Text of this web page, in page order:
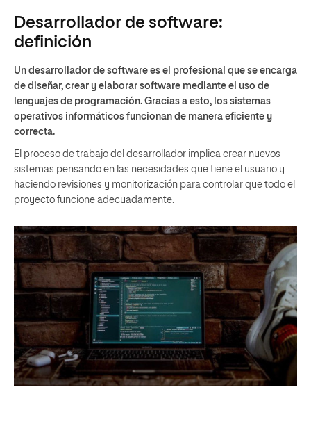
Desarrollador de software:
definición
Un desarrollador de software es el profesional que se encarga
de diseñar, crear y elaborar software mediante el uso de
lenguajes de programación. Gracias a esto, los sistemas
operativos informáticos funcionan de manera eficiente y
correcta.
El proceso de trabajo del desarrollador implica crear nuevos
sistemas pensando en las necesidades que tiene el usuario y
haciendo revisiones y monitorización para controlar que todo el
proyecto funcione adecuadamente.